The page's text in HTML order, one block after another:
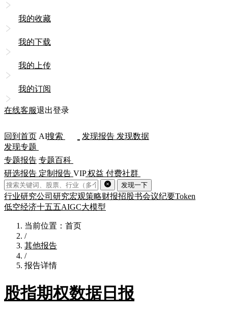
我的收藏
我的下载
我的上传
我的订阅
在线客服退出登录
回到首页 AI搜索 发现报告 发现数据
发现专题
专题报告 专题百科
研选报告 定制报告 VIP权益 付费社群
发现一下
行业研究公司研究宏观策略财报招股书会议纪要Token
低空经济十五五AIGC大模型
当前位置：首页
/
其他报告
/
报告详情
股指期权数据日报